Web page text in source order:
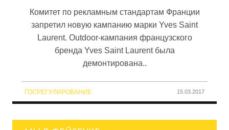
Комитет по рекламным стандартам Франции
запретил новую кампанию марки Yves Saint
Laurent. Outdoor-кампания французского
бренда Yves Saint Laurent была
демонтирована..
ГОСРЕГУЛИРОВАНИЕ 15.03.2017